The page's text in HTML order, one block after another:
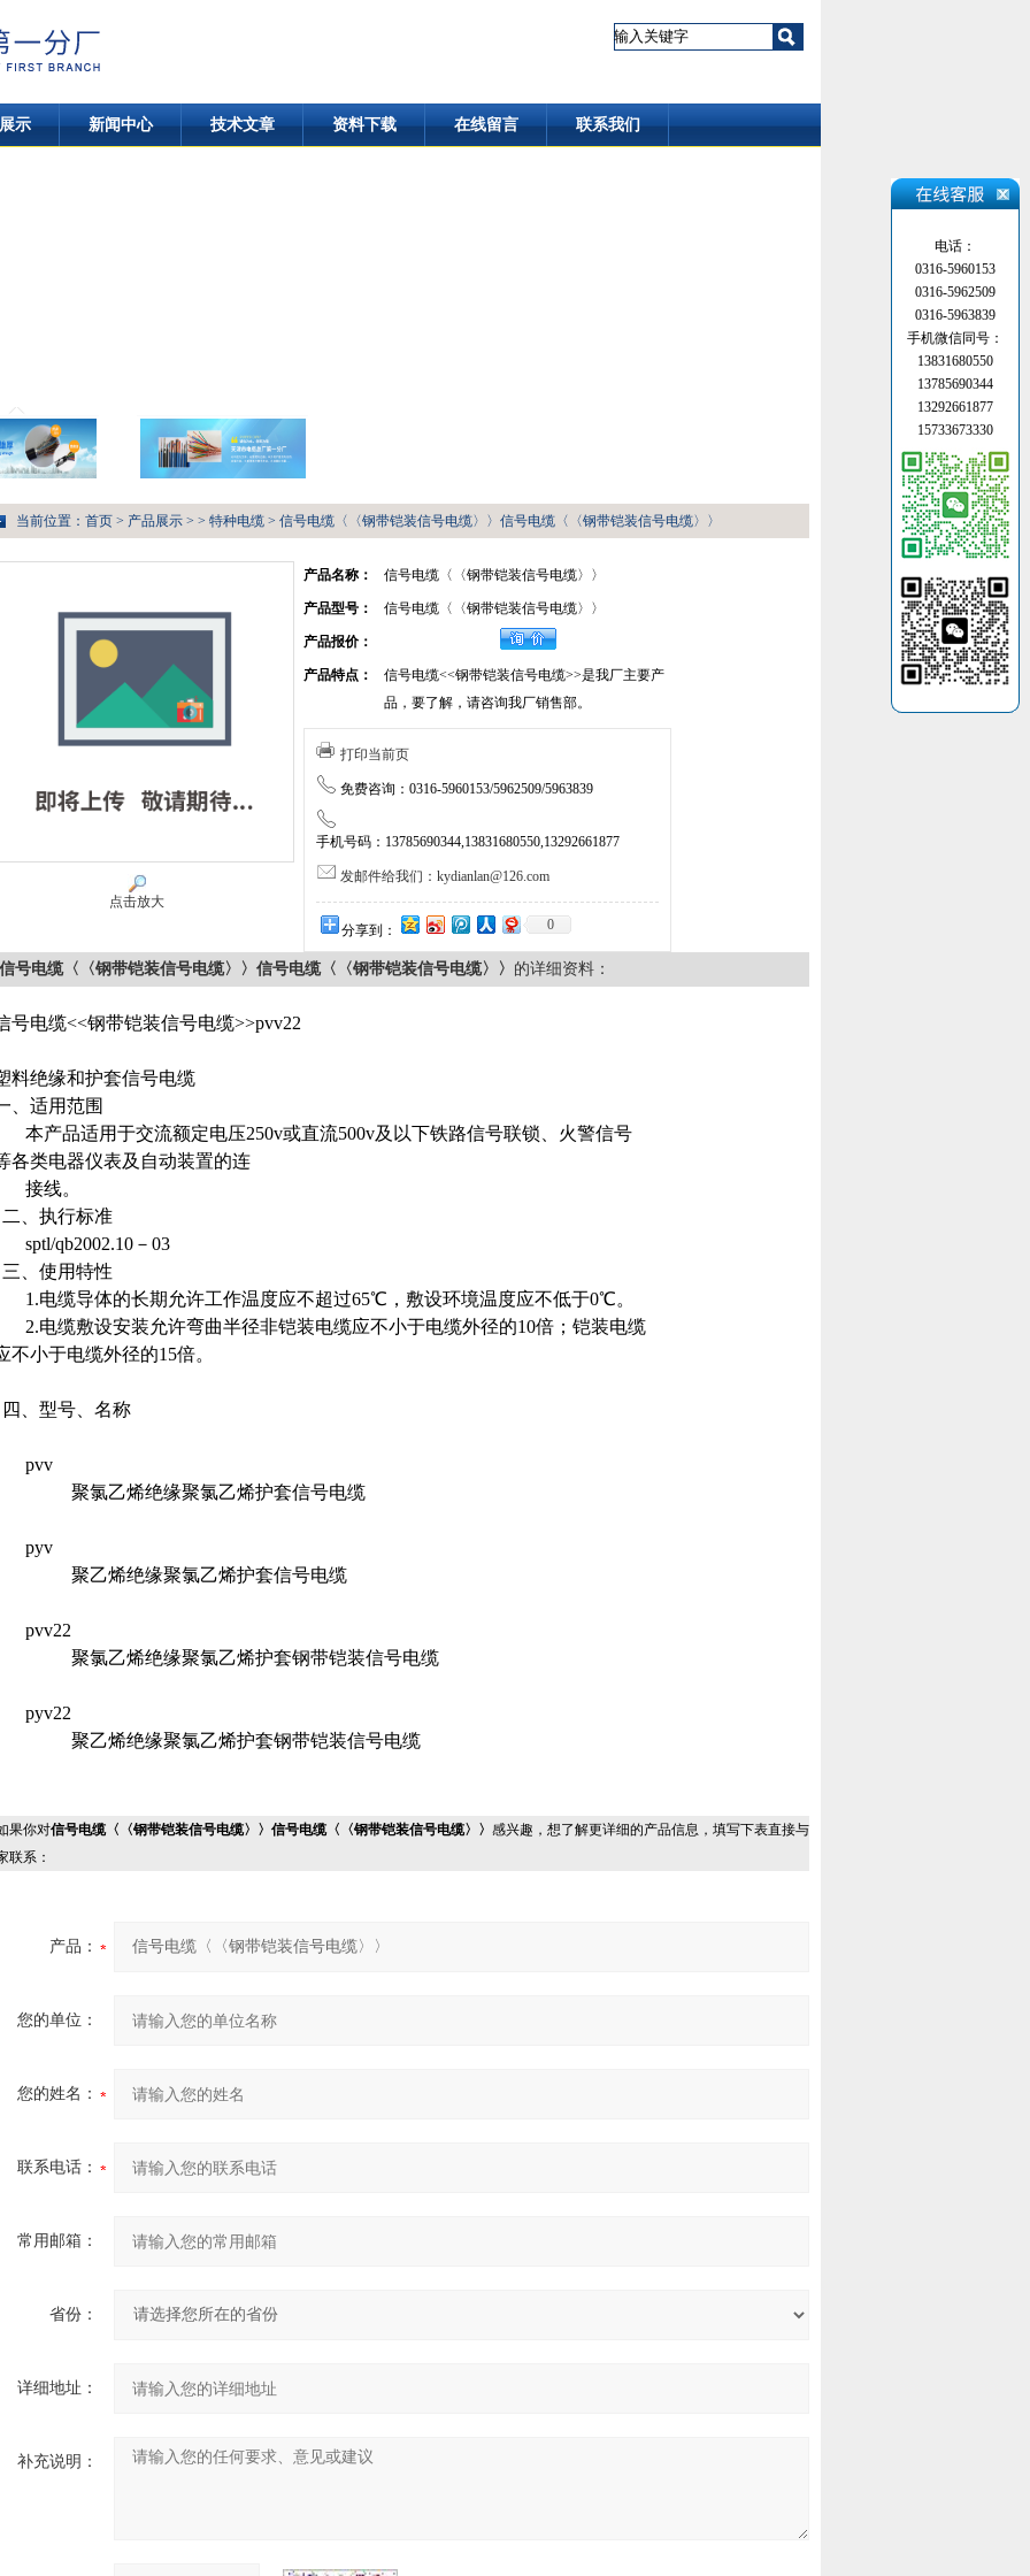
示 新闻中心 技术文章 资料下载 在线留言 联系我们
当前位置： 首页 > 产品展示 > > 特种电缆 > 信号电缆〈〈钢带铠装信号电缆〉〉信号电缆〈〈钢带铠装信号电缆〉〉
点击放大
产品名称： 信号电缆〈〈钢带铠装信号电缆〉〉
产品型号： 信号电缆〈〈钢带铠装信号电缆〉〉
产品报价：
产品特点：
信号电缆<<钢带铠装信号电缆>>是我厂主要产
品，要了解，请咨询我厂销售部。
打印当前页
免费咨询：0316-5960153/5962509/5963839
手机号码：13785690344,13831680550,13292661877
发邮件给我们：kydianlan@126.com
分享到： 0
信号电缆〈〈钢带铠装信号电缆〉〉信号电缆〈〈钢带铠装信号电缆〉〉 的详细资料：
号电缆<<钢带铠装信号电缆>>pvv22
料绝缘和护套信号电缆
、适用范围
本产品适用于交流额定电压250v或直流500v及以下铁路信号联锁、火警信号
各类电器仪表及自动装置的连
接线。
二、执行标准
sptl/qb2002.10－03
三、使用特性
1.电缆导体的长期允许工作温度应不超过65℃，敷设环境温度应不低于0℃。
2.电缆敷设安装允许弯曲半径非铠装电缆应不小于电缆外径的10倍；铠装电缆
不小于电缆外径的15倍。
四、型号、名称
pvv
聚氯乙烯绝缘聚氯乙烯护套信号电缆
pyv
聚乙烯绝缘聚氯乙烯护套信号电缆
pvv22
聚氯乙烯绝缘聚氯乙烯护套钢带铠装信号电缆
pyv22
聚乙烯绝缘聚氯乙烯护套钢带铠装信号电缆
你对信号电缆〈〈钢带铠装信号电缆〉〉信号电缆〈〈钢带铠装信号电缆〉〉 感兴趣，想了解更详细的产品信息，填写下表直接与
联系：
产品：
您的单位：
您的姓名：
联系电话：
常用邮箱：
省份：
详细地址：
补充说明：
电话：
0316-5960153
0316-5962509
0316-5963839
手机微信同号：
13831680550
13785690344
13292661877
15733673330